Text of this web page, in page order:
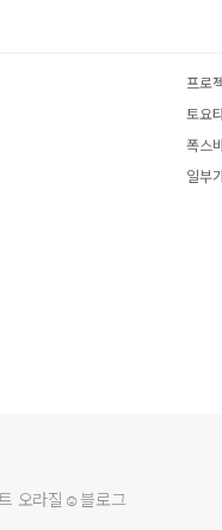
프로
토요
폭스
일부
오라질☺블로그